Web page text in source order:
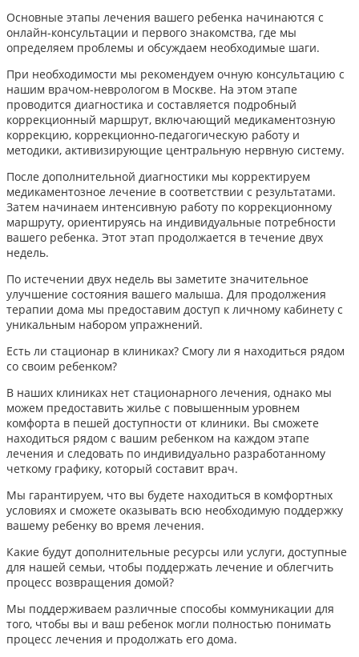
Основные этапы лечения вашего ребенка начинаются с
онлайн-консультации и первого знакомства, где мы
определяем проблемы и обсуждаем необходимые шаги.
При необходимости мы рекомендуем очную консультацию с
нашим врачом-неврологом в Москве. На этом этапе
проводится диагностика и составляется подробный
коррекционный маршрут, включающий медикаментозную
коррекцию, коррекционно-педагогическую работу и
методики, активизирующие центральную нервную систему.
После дополнительной диагностики мы корректируем
медикаментозное лечение в соответствии с результатами.
Затем начинаем интенсивную работу по коррекционному
маршруту, ориентируясь на индивидуальные потребности
вашего ребенка. Этот этап продолжается в течение двух
недель.
По истечении двух недель вы заметите значительное
улучшение состояния вашего малыша. Для продолжения
терапии дома мы предоставим доступ к личному кабинету с
уникальным набором упражнений.
Есть ли стационар в клиниках? Смогу ли я находиться рядом
со своим ребенком?
В наших клиниках нет стационарного лечения, однако мы
можем предоставить жилье с повышенным уровнем
комфорта в пешей доступности от клиники. Вы сможете
находиться рядом с вашим ребенком на каждом этапе
лечения и следовать по индивидуально разработанному
четкому графику, который составит врач.
Мы гарантируем, что вы будете находиться в комфортных
условиях и сможете оказывать всю необходимую поддержку
вашему ребенку во время лечения.
Какие будут дополнительные ресурсы или услуги, доступные
для нашей семьи, чтобы поддержать лечение и облегчить
процесс возвращения домой?
Мы поддерживаем различные способы коммуникации для
того, чтобы вы и ваш ребенок могли полностью понимать
процесс лечения и продолжать его дома.